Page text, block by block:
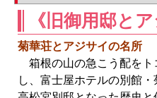
《旧御用邸と
菊華荘とアジサイの名所
箱根の山の急こう配をト
し、富士屋ホテルの別館